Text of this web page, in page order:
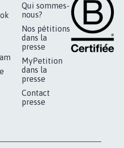
Qui sommes-
nous?
Nos pétitions
dans la
presse
MyPetition
dans la
presse
Contact
presse